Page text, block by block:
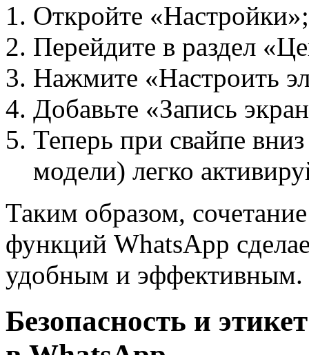
Откройте «Настройки»;
Перейдите в раздел
Нажмите «Настроить
Добавьте «Запись
Теперь при свайпе
модели) легко
Таким образом,
функций WhatsApp
удобным и эффективным.
Безопасность и